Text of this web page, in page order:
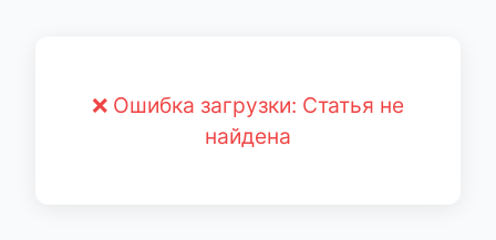
❌ Ошибка загрузки: Статья не
найдена